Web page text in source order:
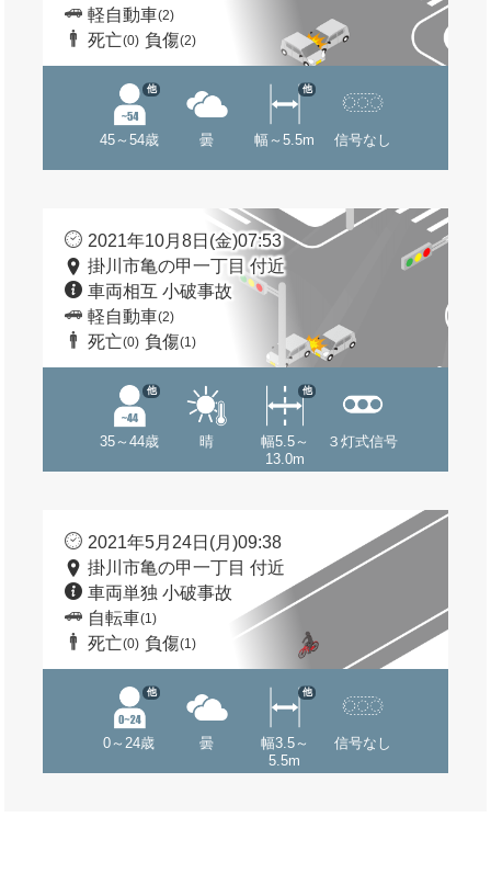
軽自動車(2)
死亡(0) 負傷(2)
45～54歳
他
曇 幅～5.5m
他
信号なし
2021年10月8日(金)07:53
掛川市亀の甲一丁目 付近
車両相互 小破事故
軽自動車(2)
死亡(0) 負傷(1)
35～44歳
他
晴
幅5.5～
13.0m
他
３灯式信号
2021年5月24日(月)09:38
掛川市亀の甲一丁目 付近
車両単独 小破事故
自転車(1)
死亡(0) 負傷(1)
0～24歳
他
曇
幅3.5～
5.5m
他
信号なし